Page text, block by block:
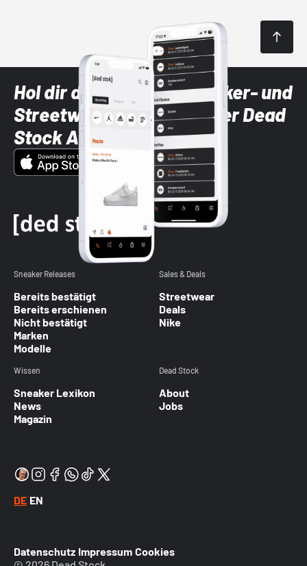
Hol dir die neuesten Sneaker- und
Streetwear-Brands mit der Dead
Stock App
Sneaker Releases
Bereits bestätigt
Bereits erschienen
Nicht bestätigt
Marken
Modelle
Sales & Deals
Streetwear
Deals
Nike
Wissen
Sneaker Lexikon
News
Magazin
Dead Stock
About
Jobs
DE EN
Datenschutz Impressum Cookies